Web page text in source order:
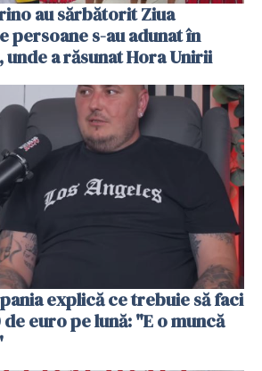
au sărbătorit Ziua
persoane s-au adunat în
unde a răsunat Hora Unirii
explică ce trebuie să faci
euro pe lună: "E o muncă